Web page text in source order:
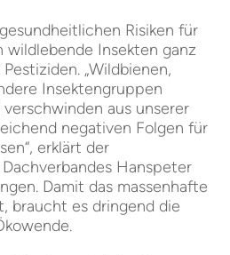
Risiken für
wildlebende Insekten ganz
„Wildbienen,
Insektengruppen
aus unserer
negativen Folgen für
erklärt der
Hanspeter
Damit das massenhafte
braucht es dringend die